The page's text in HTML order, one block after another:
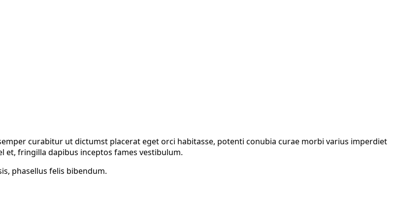
curabitur ut dictumst placerat eget orci habitasse, potenti conubia curae morbi varius imperdiet
et, fringilla dapibus inceptos fames vestibulum.
phasellus felis bibendum.